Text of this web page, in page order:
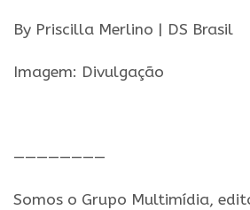
By Priscilla Merlino | DS Brasil
Imagem: Divulgação
————————
Somos o Grupo Multimídia,